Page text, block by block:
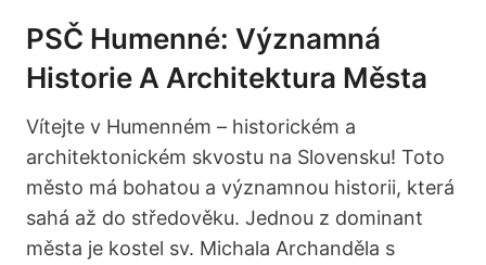
PSČ Humenné: Významná
Historie A Architektura Města
Vítejte v Humenném – historickém‍ a
architektonickém skvostu na Slovensku! Toto
město má bohatou a významnou historii, která
⁤sahá až do středověku. Jednou z dominant
města je kostel sv. Michala Archanděla⁢ s